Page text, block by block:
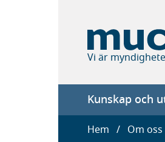
Vi är
Main
navigation
Kunskap och
Länkstig
Hem Om oss